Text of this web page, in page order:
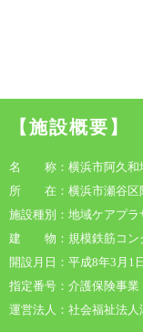
【施設概要】
名 称：横浜市阿久和
所 在：横浜市瀬谷区
施設種別：地域ケアプラ
建 物：規模鉄筋コン
開設月日：平成8年3月1日
指定番号：介護保険事業
運営法人：社会福祉法人